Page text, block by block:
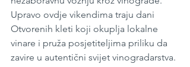
Upravo ovdje vikendima traju dani
Otvorenih kleti koji okuplja lokalne
vinare i pruža posjetiteljima priliku da
zavire u autentični svijet vinogradarstva.